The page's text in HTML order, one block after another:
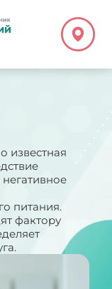
известная
питания.
фактору